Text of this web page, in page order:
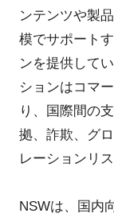
ンテンツや製
模でサポート
ンを提供して
ションはコマ
り、国際間の
拠、詐欺、グ
レーションリ
NSWは、国内